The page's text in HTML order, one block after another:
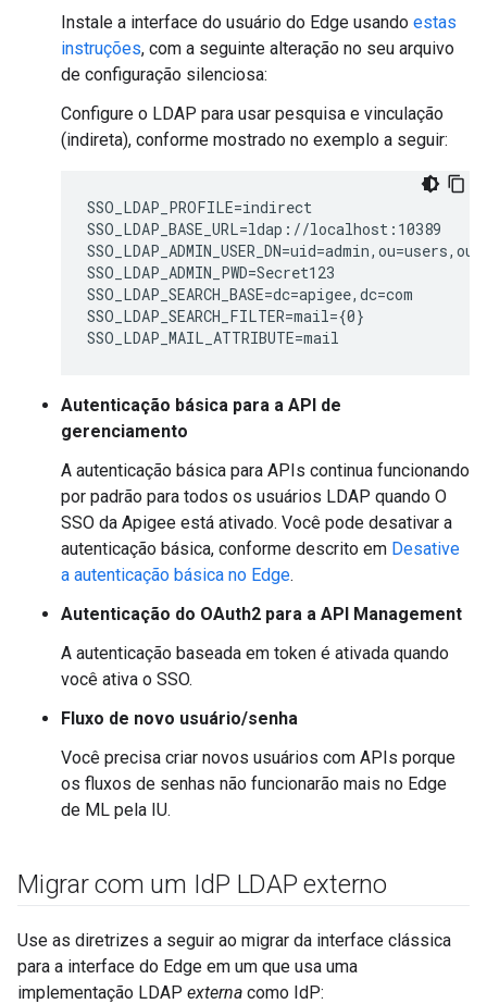
Instale a interface do usuário do Edge usando estas
instruções, com a seguinte alteração no seu arquivo
de configuração silenciosa:
Configure o LDAP para usar pesquisa e vinculação
(indireta), conforme mostrado no exemplo a seguir:
SSO_LDAP_PROFILE=indirect
SSO_LDAP_BASE_URL=ldap://localhost:10389
SSO_LDAP_ADMIN_PWD=Secret123
SSO_LDAP_SEARCH_BASE=dc=apigee,dc=com
SSO_LDAP_SEARCH_FILTER=mail={0}
SSO_LDAP_MAIL_ATTRIBUTE=mail
Autenticação básica para a API de
gerenciamento
A autenticação básica para APIs continua funcionando
por padrão para todos os usuários LDAP quando O
SSO da Apigee está ativado. Você pode desativar a
autenticação básica, conforme descrito em Desative
a autenticação básica no Edge.
Autenticação do OAuth2 para a API Management
A autenticação baseada em token é ativada quando
você ativa o SSO.
Fluxo de novo usuário/senha
Você precisa criar novos usuários com APIs porque
os fluxos de senhas não funcionarão mais no Edge
de ML pela IU.
Migrar com um IdP LDAP externo
Use as diretrizes a seguir ao migrar da interface clássica
para a interface do Edge em um que usa uma
implementação LDAP externa como IdP: